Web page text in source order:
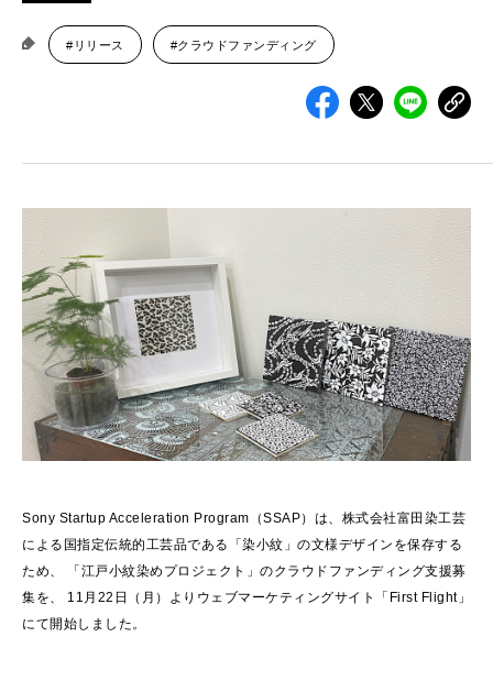
#リリース #クラウドファンディング
Sony Startup Acceleration Program（SSAP）は、株式会社富田染工芸
による国指定伝統的工芸品である「染小紋」の文様デザインを保存する
ため、 「江戸小紋染めプロジェクト」のクラウドファンディング支援募
集を、 11月22日（月）よりウェブマーケティングサイト「First Flight」
にて開始しました。